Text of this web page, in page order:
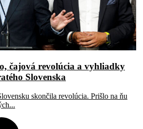
čajová revolúcia a vyhliadky
Slovenska
skončila revolúcia. Prišlo na ňu